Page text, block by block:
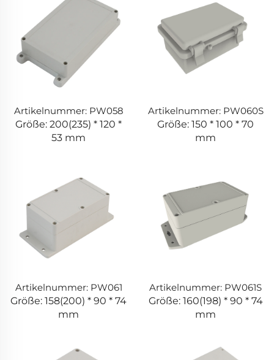
Artikelnummer: PW058
Größe: 200(235) * 120 *
53 mm
Artikelnummer: PW060S
Größe: 150 * 100 * 70
mm
Artikelnummer: PW061
Größe: 158(200) * 90 * 74
mm
Artikelnummer: PW061S
Größe: 160(198) * 90 * 74
mm